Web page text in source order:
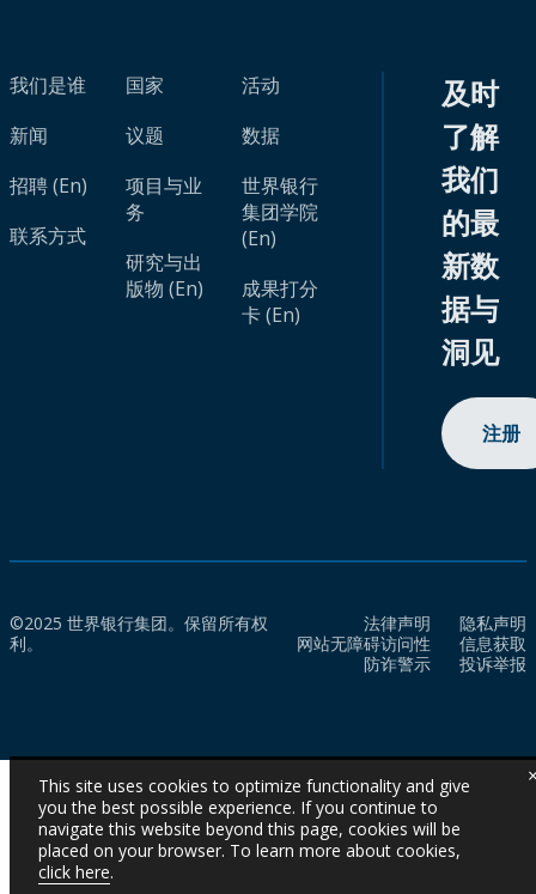
我们是谁
新闻
招聘 (En)
联系方式
国家
议题
项目与业
务
研究与出
版物 (En)
活动
数据
世界银行
集团学院
(En)
成果打分
卡 (En)
及时
了解
我们
的最
新数
据与
洞见
注册
©2025 世界银行集团。保留所有权
利。
法律声明
隐私声明
网站无障碍访问性
信息获取
防诈警示
投诉举报
This site uses cookies to optimize functionality and give
you the best possible experience. If you continue to
navigate this website beyond this page, cookies will be
placed on your browser. To learn more about cookies,
click here.